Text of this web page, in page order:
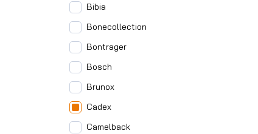
Bibia
Bonecollection
Bontrager
Bosch
Brunox
Cadex
Camelback